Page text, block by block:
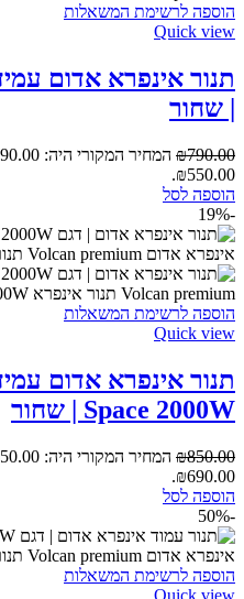
הוספה לרשימת המשאלות
Quick view
| שחור
₪790.00 המחיר המקורי היה: ₪790.00.
₪550.00.
הוספה לסל
-19%
הוספה לרשימת המשאלות
Quick view
תנור אינפרא אדום
Space 2000W | שחור
₪850.00 המחיר המקורי היה: ₪850.00.
₪690.00.
הוספה לסל
-50%
הוספה לרשימת המשאלות
Quick view